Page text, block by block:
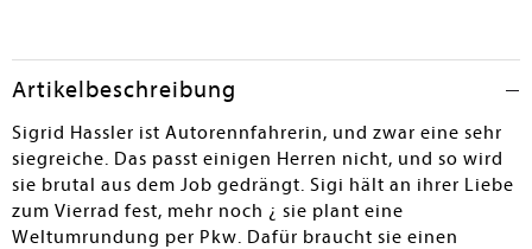
Die an einigen Stellen ein wenig konstruiert wirkende
Geschichte wurde dabei zeichnerisch sehr ansprechend,
realitätsnah und atmosphärisch dicht umgesetzt. Für
etwas größere Comicbestände sicher ein lohnendes und
vom Umfang her überschaubares, ergänzendes
Angebot.
Artikelbeschreibung
Sigrid Hassler ist Autorennfahrerin, und zwar eine sehr
siegreiche. Das passt einigen Herren nicht, und so wird
sie brutal aus dem Job gedrängt. Sigi hält an ihrer Liebe
zum Vierrad fest, mehr noch ¿ sie plant eine
Weltumrundung per Pkw. Dafür braucht sie einen